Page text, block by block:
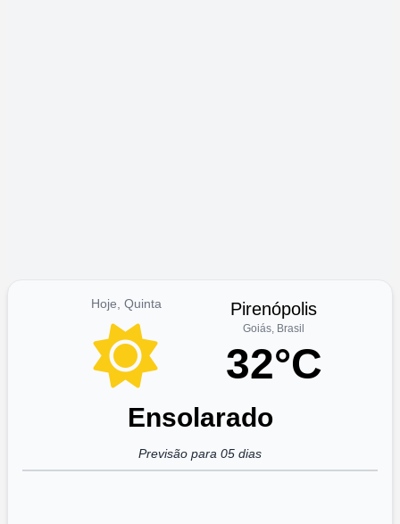
Hoje, Quinta Pirenópolis
Goiás, Brasil
32°C
Ensolarado
Previsão para 05 dias